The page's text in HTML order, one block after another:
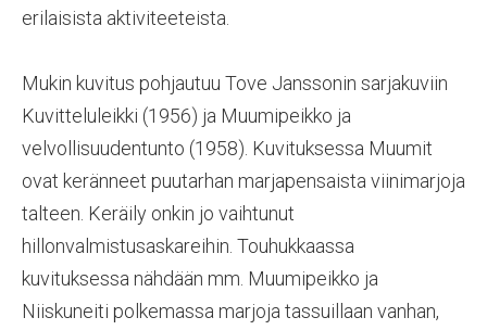
erilaisista aktiviteeteista.
Mukin kuvitus pohjautuu Tove Janssonin sarjakuviin
Kuvitteluleikki (1956) ja Muumipeikko ja
velvollisuudentunto (1958). Kuvituksessa Muumit
ovat keränneet puutarhan marjapensaista viinimarjoja
talteen. Keräily onkin jo vaihtunut
hillonvalmistusaskareihin. Touhukkaassa
kuvituksessa nähdään mm. Muumipeikko ja
Niiskuneiti polkemassa marjoja tassuillaan vanhan,